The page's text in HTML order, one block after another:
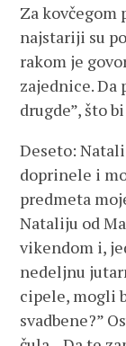
Za kovčegom
najstariji su
rakom je
zajednice. Da
drugde”, što
Deseto:
doprinele i
predmeta
Nataliju od
vikendom i,
nedeljnu
cipele, mogli
svadbene?”